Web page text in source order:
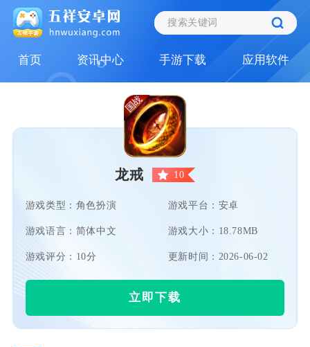
首页 资讯中心 手游下载 应用软件
龙戒 10
游戏类型：角色扮演 游戏平台：安卓
游戏语言：简体中文 游戏大小：18.78MB
游戏评分：10分 更新时间：2026-06-02
立即下载